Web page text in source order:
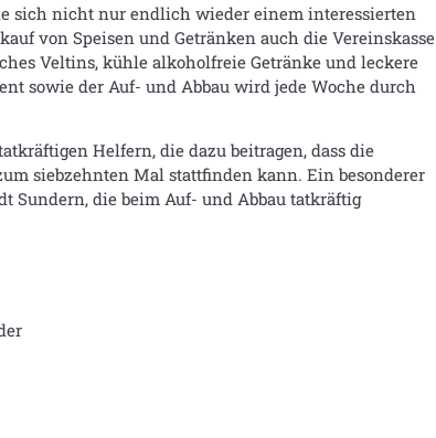
sich nicht nur endlich wieder einem interessierten
von Speisen und Getränken auch die Vereinskasse
Veltins, kühle alkoholfreie Getränke und leckere
sowie der Auf- und Abbau wird jede Woche durch
Helfern, die dazu beitragen, dass die
siebzehnten Mal stattfinden kann. Ein besonderer
Sundern, die beim Auf- und Abbau tatkräftig